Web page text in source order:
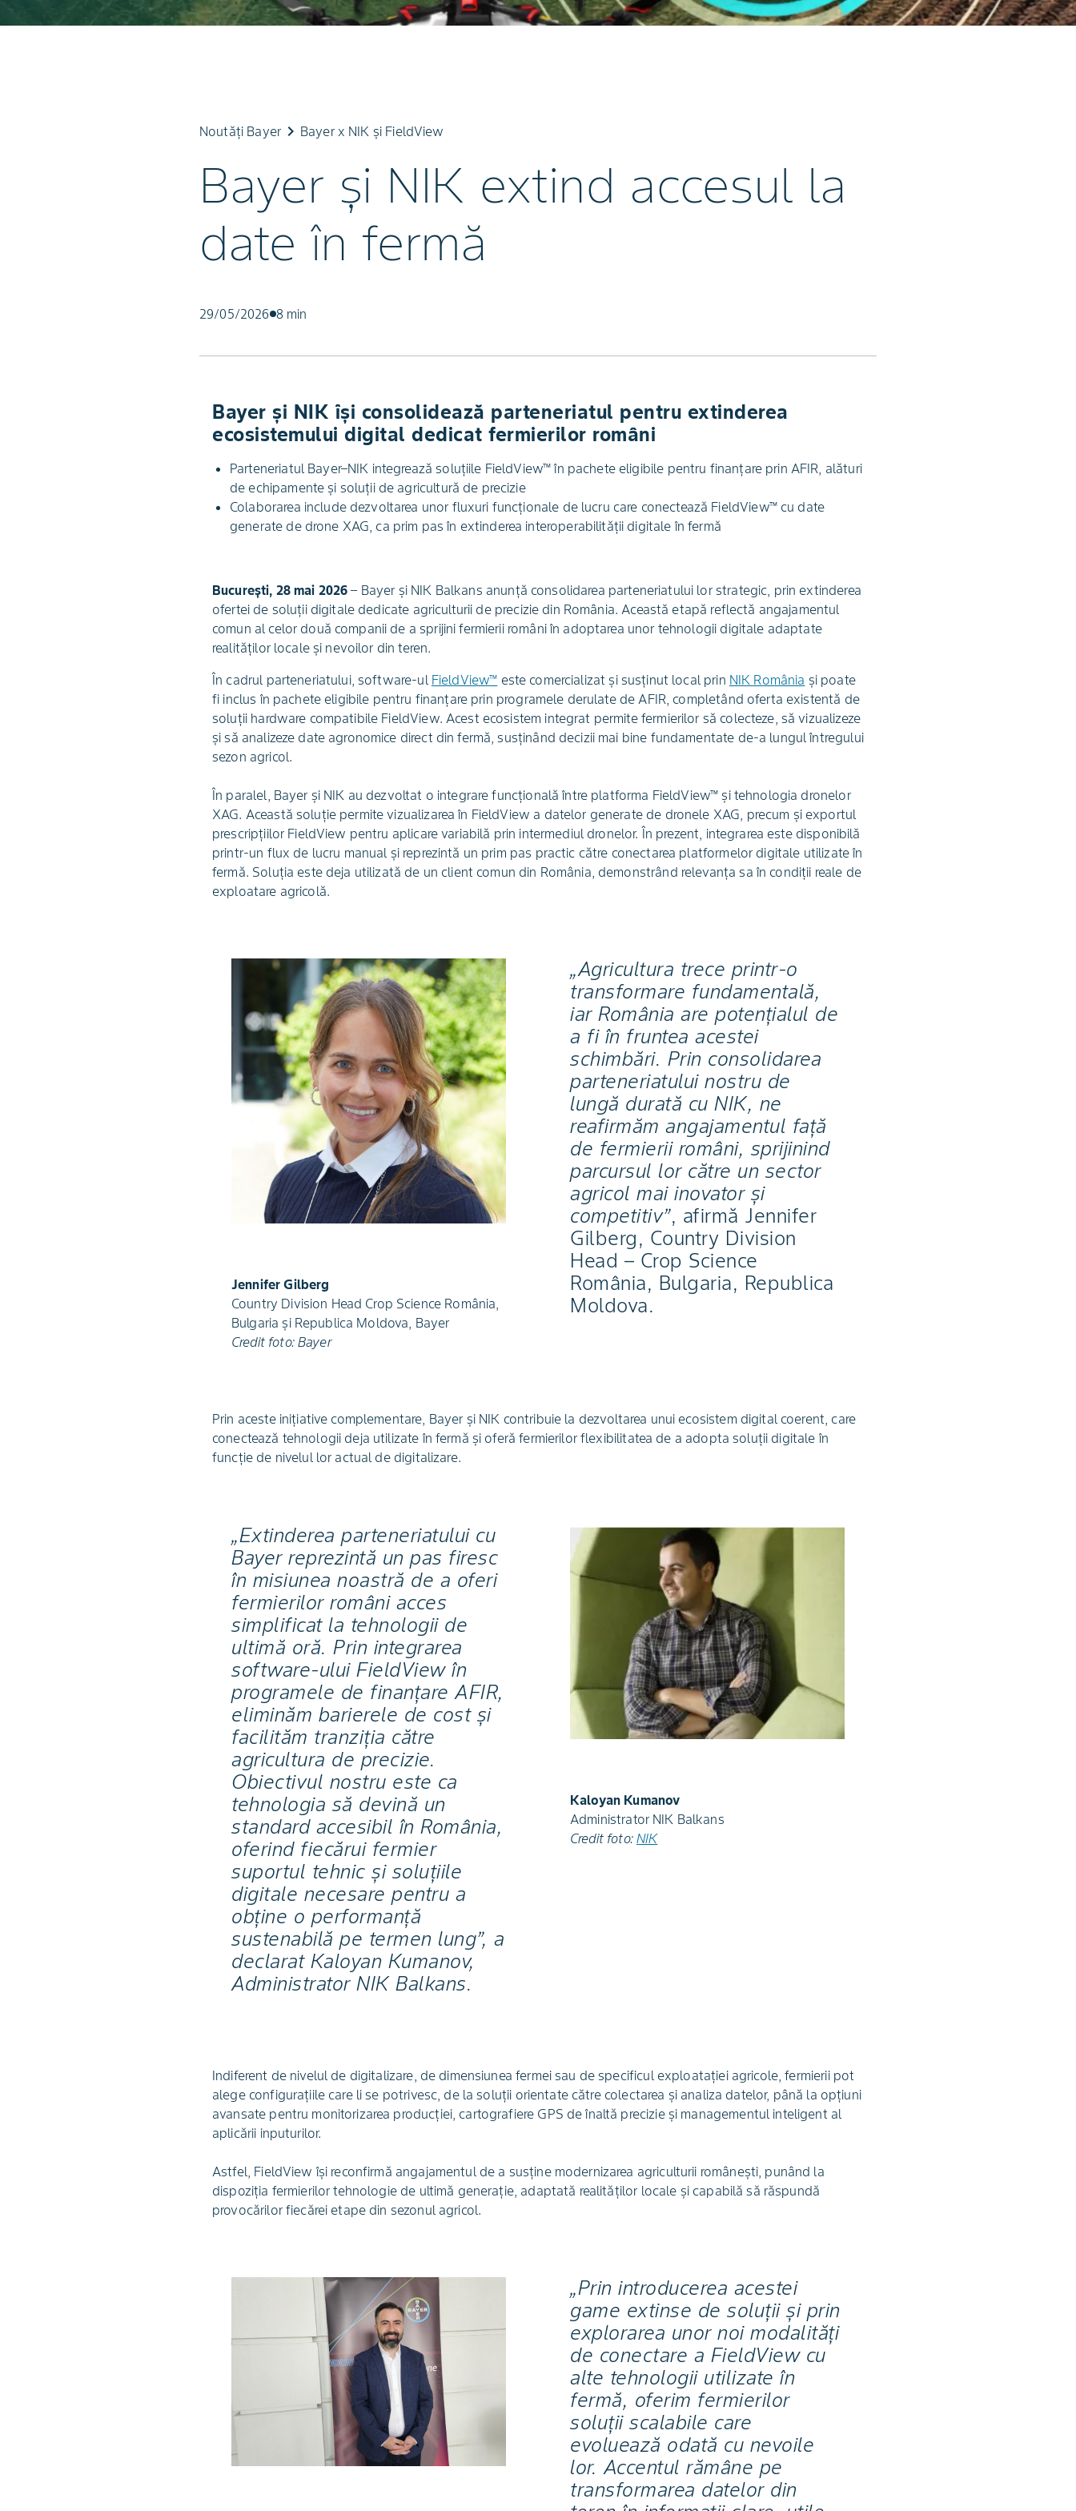
Noutăți Bayerkeyboard_arrow_right Bayer x NIK și FieldView
Bayer și NIK extind accesul la
date în fermă
29/05/2026 8 min
Bayer și NIK își consolidează parteneriatul pentru extinderea
ecosistemului digital dedicat fermierilor români
Parteneriatul Bayer–NIK integrează soluțiile FieldView™ în pachete eligibile pentru finanțare prin AFIR, alături
de echipamente și soluții de agricultură de precizie
Colaborarea include dezvoltarea unor fluxuri funcționale de lucru care conectează FieldView™ cu date
generate de drone XAG, ca prim pas în extinderea interoperabilității digitale în fermă
București, 28 mai 2026 – Bayer și NIK Balkans anunță consolidarea parteneriatului lor strategic, prin extinderea
ofertei de soluții digitale dedicate agriculturii de precizie din România. Această etapă reflectă angajamentul
comun al celor două companii de a sprijini fermierii români în adoptarea unor tehnologii digitale adaptate
realităților locale și nevoilor din teren.
În cadrul parteneriatului, software-ul FieldView™ este comercializat și susținut local prin NIK România și poate
fi inclus în pachete eligibile pentru finanțare prin programele derulate de AFIR, completând oferta existentă de
soluții hardware compatibile FieldView. Acest ecosistem integrat permite fermierilor să colecteze, să vizualizeze
și să analizeze date agronomice direct din fermă, susținând decizii mai bine fundamentate de-a lungul întregului
sezon agricol.
În paralel, Bayer și NIK au dezvoltat o integrare funcțională între platforma FieldView™ și tehnologia dronelor
XAG. Această soluție permite vizualizarea în FieldView a datelor generate de dronele XAG, precum și exportul
prescripțiilor FieldView pentru aplicare variabilă prin intermediul dronelor. În prezent, integrarea este disponibilă
printr-un flux de lucru manual și reprezintă un prim pas practic către conectarea platformelor digitale utilizate în
fermă. Soluția este deja utilizată de un client comun din România, demonstrând relevanța sa în condiții reale de
exploatare agricolă.
Jennifer Gilberg
Country Division Head Crop Science România,
Bulgaria și Republica Moldova, Bayer
Credit foto: Bayer
„Agricultura trece printr-o
transformare fundamentală,
iar România are potențialul de
a fi în fruntea acestei
schimbări. Prin consolidarea
parteneriatului nostru de
lungă durată cu NIK, ne
reafirmăm angajamentul față
de fermierii români, sprijinind
parcursul lor către un sector
agricol mai inovator și
competitiv”, afirmă Jennifer
Gilberg, Country Division
Head – Crop Science
România, Bulgaria, Republica
Moldova.
Prin aceste inițiative complementare, Bayer și NIK contribuie la dezvoltarea unui ecosistem digital coerent, care
conectează tehnologii deja utilizate în fermă și oferă fermierilor flexibilitatea de a adopta soluții digitale în
funcție de nivelul lor actual de digitalizare.
„Extinderea parteneriatului cu
Bayer reprezintă un pas firesc
în misiunea noastră de a oferi
fermierilor români acces
simplificat la tehnologii de
ultimă oră. Prin integrarea
software-ului FieldView în
programele de finanțare AFIR,
eliminăm barierele de cost și
facilităm tranziția către
agricultura de precizie.
Obiectivul nostru este ca
tehnologia să devină un
standard accesibil în România,
oferind fiecărui fermier
suportul tehnic și soluțiile
digitale necesare pentru a
obține o performanță
sustenabilă pe termen lung”, a
declarat Kaloyan Kumanov,
Administrator NIK Balkans.
Kaloyan Kumanov
Administrator NIK Balkans
Credit foto: NIK
Indiferent de nivelul de digitalizare, de dimensiunea fermei sau de specificul exploatației agricole, fermierii pot
alege configurațiile care li se potrivesc, de la soluții orientate către colectarea și analiza datelor, până la opțiuni
avansate pentru monitorizarea producției, cartografiere GPS de înaltă precizie și managementul inteligent al
aplicării inputurilor.
Astfel, FieldView își reconfirmă angajamentul de a susține modernizarea agriculturii românești, punând la
dispoziția fermierilor tehnologie de ultimă generație, adaptată realităților locale și capabilă să răspundă
provocărilor fiecărei etape din sezonul agricol.
„Prin introducerea acestei
game extinse de soluții și prin
explorarea unor noi modalități
de conectare a FieldView cu
alte tehnologii utilizate în
fermă, oferim fermierilor
soluții scalabile care
evoluează odată cu nevoile
lor. Accentul rămâne pe
transformarea datelor din